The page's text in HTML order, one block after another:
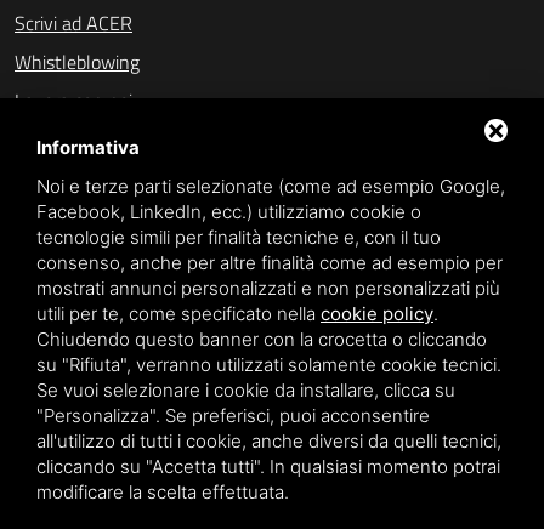
Scrivi ad ACER
Whistleblowing
Lavora con noi
Amministrazione trasparente (fino al 31/10/2023)
Amministrazione trasparente (dal 01/11/2023)
Accesso civico
SPONSOR
Privacy policy
Informativa
Noi e terze parti selezionate (come ad esempio Google,
Facebook, LinkedIn, ecc.) utilizziamo cookie o
tecnologie simili per finalità tecniche e, con il tuo
consenso, anche per altre finalità come ad esempio per
mostrati annunci personalizzati e non personalizzati più
utili per te, come specificato nella cookie policy.
Chiudendo questo banner con la crocetta o cliccando
su "Rifiuta", verranno utilizzati solamente cookie tecnici.
Se vuoi selezionare i cookie da installare, clicca su
"Personalizza". Se preferisci, puoi acconsentire
all'utilizzo di tutti i cookie, anche diversi da quelli tecnici,
cliccando su "Accetta tutti". In qualsiasi momento potrai
modificare la scelta effettuata.